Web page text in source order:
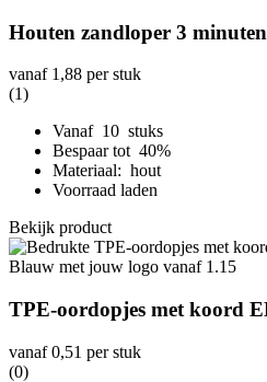
Houten zandloper 3 minuten
vanaf 1,88 per stuk
(1)
Vanaf 10 stuks
Bespaar tot 40%
Materiaal: hout
Voorraad laden
Bekijk product
TPE-oordopjes met koord
vanaf0,51 per stuk
(0)